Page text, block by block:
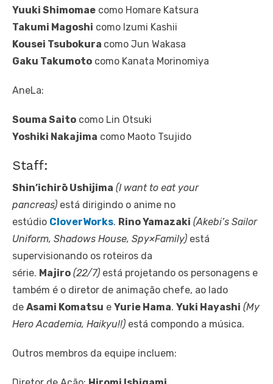
Yuuki Shimomae como Homare Katsura
Takumi Magoshi como Izumi Kashii
Kousei Tsubokura como Jun Wakasa
Gaku Takumoto como Kanata Morinomiya
AneLa:
Souma Saito como Lin Otsuki
Yoshiki Nakajima como Maoto Tsujido
Staff:
Shin’ichirō Ushijima (I want to eat your
pancreas) está dirigindo o anime no
estúdio CloverWorks. Rino Yamazaki (Akebi’s Sailor
Uniform, Shadows House, Spy×Family) está
supervisionando os roteiros da
série. Majiro (22/7) está projetando os personagens e
também é o diretor de animação chefe, ao lado
de Asami Komatsu e Yurie Hama. Yuki Hayashi (My
Hero Academia, Haikyu!!) está compondo a música.
Outros membros da equipe incluem: